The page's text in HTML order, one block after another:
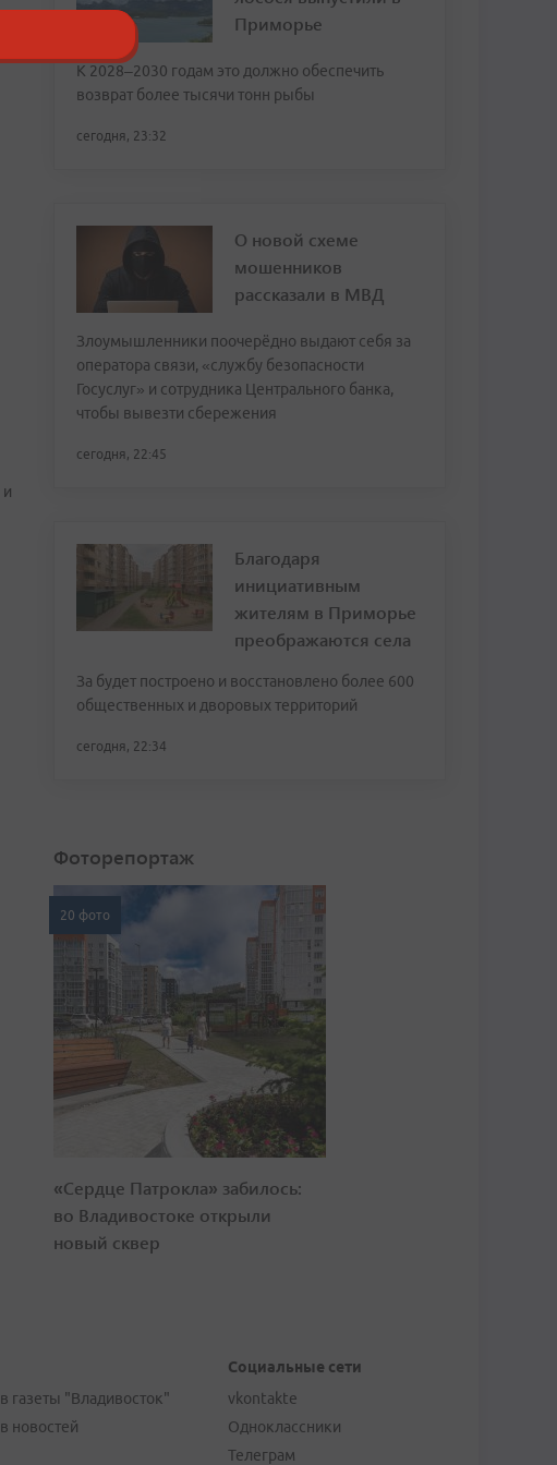
Приморье
К 2028–2030 годам это должно обеспечить
возврат более тысячи тонн рыбы
сегодня, 23:32
О новой схеме
мошенников
рассказали в МВД
Злоумышленники поочерёдно выдают себя за
оператора связи, «службу безопасности
Госуслуг» и сотрудника Центрального банка,
чтобы вывезти сбережения
сегодня, 22:45
Благодаря
инициативным
жителям в Приморье
преображаются села
За будет построено и восстановлено более 600
общественных и дворовых территорий
сегодня, 22:34
Фоторепортаж
20 фото
«Сердце Патрокла» забилось:
во Владивостоке открыли
новый сквер
газеты "Владивосток"
новостей
Социальные сети
vkontakte
Одноклассники
Телеграм